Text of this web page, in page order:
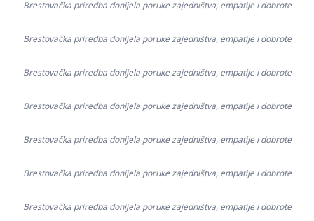
Brestovačka priredba donijela poruke zajedništva, empatije i dobrote
Brestovačka priredba donijela poruke zajedništva, empatije i dobrote
Brestovačka priredba donijela poruke zajedništva, empatije i dobrote
Brestovačka priredba donijela poruke zajedništva, empatije i dobrote
Brestovačka priredba donijela poruke zajedništva, empatije i dobrote
Brestovačka priredba donijela poruke zajedništva, empatije i dobrote
Brestovačka priredba donijela poruke zajedništva, empatije i dobrote